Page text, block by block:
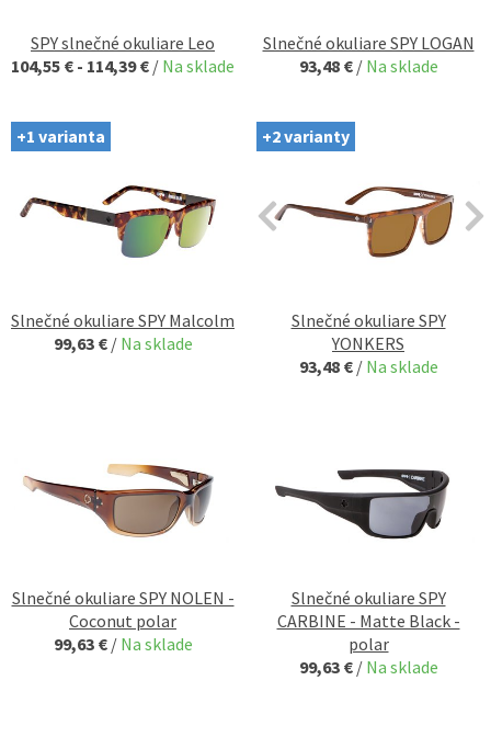
SPY slnečné okuliare Leo
104,55 € - 114,39 € / Na sklade
Slnečné okuliare SPY LOGAN
93,48 € / Na sklade
+1 varianta
Slnečné okuliare SPY Malcolm
99,63 € / Na sklade
+2 varianty
Slnečné okuliare SPY
YONKERS
93,48 € / Na sklade
Slnečné okuliare SPY NOLEN -
Coconut polar
99,63 € / Na sklade
Slnečné okuliare SPY
CARBINE - Matte Black -
polar
99,63 € / Na sklade